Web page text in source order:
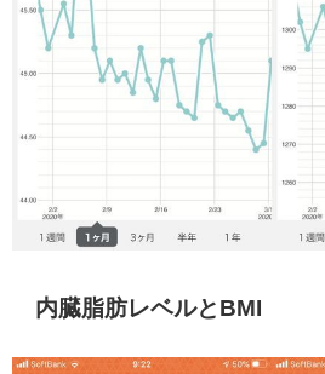
内臓脂肪レベルとBMI